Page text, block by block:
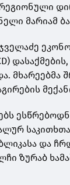
მარიამ
მხარეებმა
და
ზურაბ